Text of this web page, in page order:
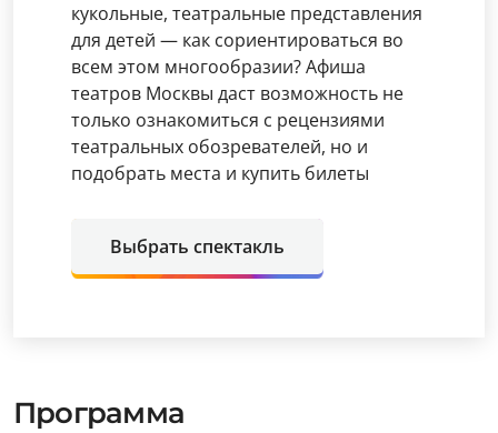
кукольные, театральные представления
для детей — как сориентироваться во
всем этом многообразии? Афиша
театров Москвы даст возможность не
только ознакомиться с рецензиями
театральных обозревателей, но и
подобрать места и купить билеты
Выбрать спектакль
Программа